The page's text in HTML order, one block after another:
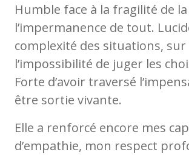
Humble face à la fragilité de la
l’impermanence de tout.
complexité des situations, sur
l’impossibilité de juger les
Forte d’avoir traversé
être sortie vivante.
Elle a renforcé encore mes
d’empathie, mon respect